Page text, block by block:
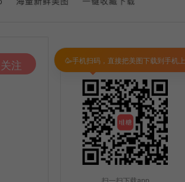
关注
扫一扫下载app
🥳手机扫码，直接把美图下载到手机上